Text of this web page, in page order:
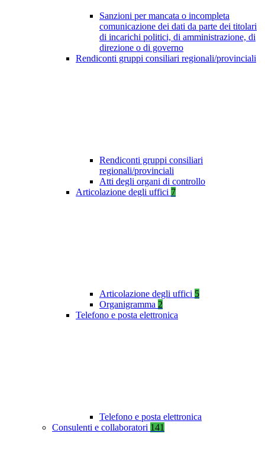
Sanzioni per mancata o incompleta
comunicazione dei dati da parte dei titolari
di incarichi politici, di amministrazione, di
direzione o di governo
Rendiconti gruppi consiliari regionali/provinciali
Rendiconti gruppi consiliari
regionali/provinciali
Atti degli organi di controllo
Articolazione degli uffici 7
Articolazione degli uffici 5
Organigramma 2
Telefono e posta elettronica
Telefono e posta elettronica
Consulenti e collaboratori 141